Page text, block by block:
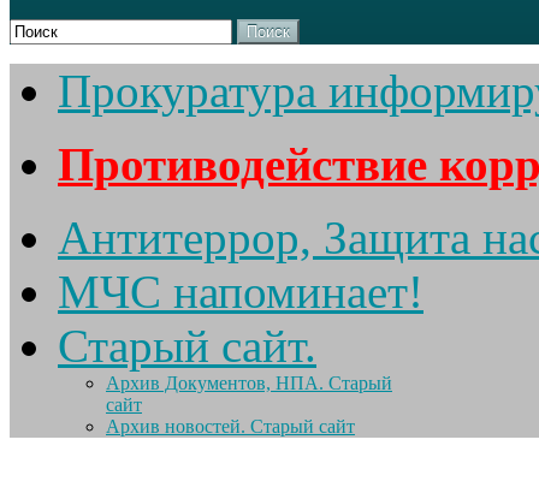
Поиск
Прокуратура
Противодействие
Антитеррор, Защита
МЧС напоминает!
Старый сайт.
Архив Документов, НПА. Старый
сайт
Архив новостей. Старый сайт